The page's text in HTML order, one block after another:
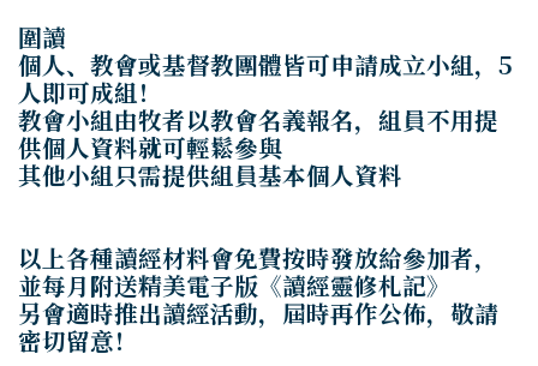
圍讀
個人、教會或基督教團體皆可申請成立小組，5
人即可成組！
教會小組由牧者以教會名義報名，組員不用提
供個人資料就可輕鬆參與
其他小組只需提供組員基本個人資料
以上各種讀經材料會免費按時發放給參加者，
並每月附送精美電子版《讀經靈修札記》
另會適時推出讀經活動，屆時再作公佈，敬請
密切留意！